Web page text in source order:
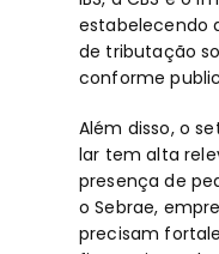
estabelecendo
de tributação
conforme
Além disso, o
lar tem alta
presença de
oSebrae,
precisam